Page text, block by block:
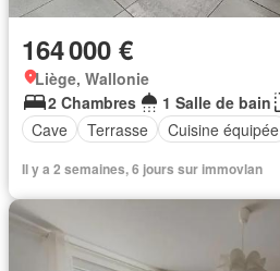
164 000 €
Liège, Wallonie
2 Chambres
1 Salle de bain
Cave
Terrasse Cuisine équipée
Il y a 2 semaines, 6 jours sur immovlan